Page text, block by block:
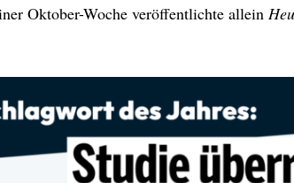
Oktober-Woche veröffentlichte allein